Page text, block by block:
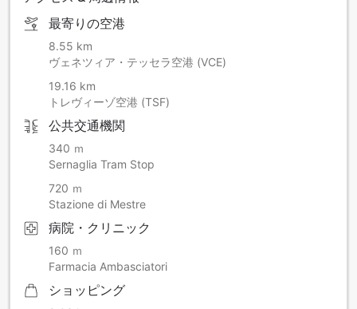
最寄りの空港
8.55 km
ヴェネツィア・テッセラ空港 (VCE)
19.16 km
トレヴィーゾ空港 (TSF)
公共交通機関
340 ｍ
Sernaglia Tram Stop
720 ｍ
Stazione di Mestre
病院・クリニック
160 ｍ
Farmacia Ambasciatori
ショッピング